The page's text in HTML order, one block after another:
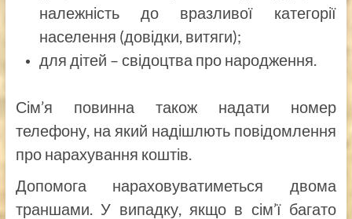
належність до вразливої категорії
населення (довідки, витяги);
для дітей – свідоцтва про народження.
Сім’я повинна також надати номер
телефону, на який надішлють повідомлення
про нарахування коштів.
Допомога нараховуватиметься двома
траншами. У випадку, якщо в сім’ї багато